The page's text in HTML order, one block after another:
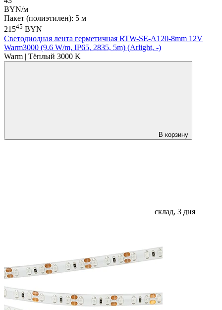
BYN/м
Пакет (полиэтилен): 5 м
21545 BYN
Светодиодная лента герметичная RTW-SE-A120-8mm 12V
Warm3000 (9.6 W/m, IP65, 2835, 5m) (Arlight, -)
Warm | Тёплый 3000 K
В корзину
склад, 3 дня